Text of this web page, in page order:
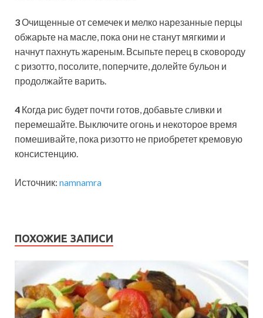
3Очищенные от семечек и мелко нарезанные перцы
обжарьте на масле, пока они не станут мягкими и
начнут пахнуть жареным. Всыпьте перец в сковороду
с ризотто, посолите, поперчите, долейте бульон и
продолжайте варить.
4 Когда рис будет почти готов, добавьте сливки и
перемешайте. Выключите огонь и некоторое время
помешивайте, пока ризотто не приобретет кремовую
консистенцию.
Источник: namnamra
ПОХОЖИЕ ЗАПИСИ